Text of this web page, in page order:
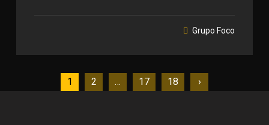
Grupo Foco
1 2 … 17 18 ›